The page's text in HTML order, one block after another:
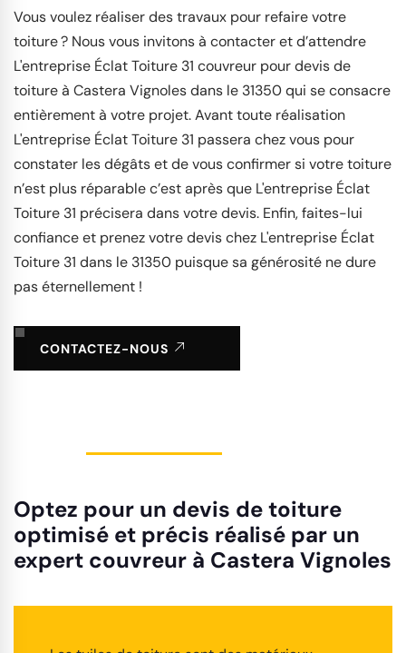
Vous voulez réaliser des travaux pour refaire votre
toiture ? Nous vous invitons à contacter et d’attendre
L'entreprise Éclat Toiture 31 couvreur pour devis de
toiture à Castera Vignoles dans le 31350 qui se consacre
entièrement à votre projet. Avant toute réalisation
L'entreprise Éclat Toiture 31 passera chez vous pour
constater les dégâts et de vous confirmer si votre toiture
n’est plus réparable c’est après que L'entreprise Éclat
Toiture 31 précisera dans votre devis. Enfin, faites-lui
confiance et prenez votre devis chez L'entreprise Éclat
Toiture 31 dans le 31350 puisque sa générosité ne dure
pas éternellement !
CONTACTEZ-NOUS
Optez pour un devis de toiture
optimisé et précis réalisé par un
expert couvreur à Castera Vignoles